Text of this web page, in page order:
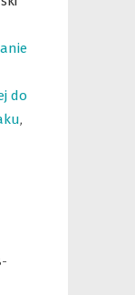
do
,